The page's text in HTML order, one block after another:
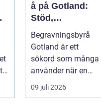
å på Gotland:
Stöd,
vägledning och
trygga val
Begravningsbyrå
Gotland är ett
sökord som många
använder när en
n&au...
09 juli 2026